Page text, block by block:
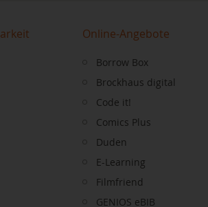
Online-Angebote
Borrow Box
Brockhaus digital
Code it!
Comics Plus
Duden
E-Learning
Filmfriend
GENIOS eBIB